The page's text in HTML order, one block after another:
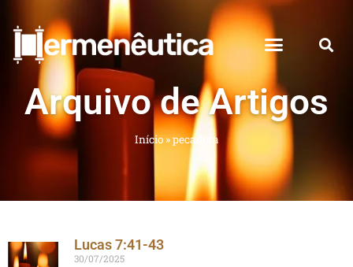
Arquivo de Artigos
Início»pecadora
Lucas 7:41-43
30/07/2025